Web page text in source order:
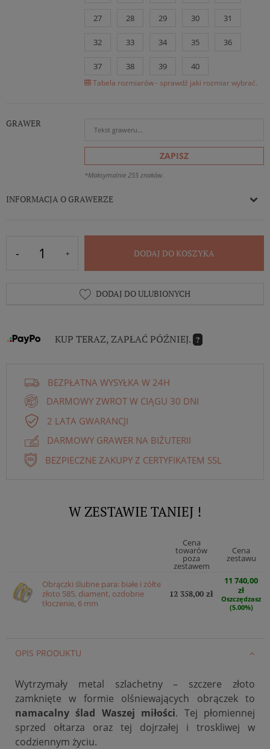
27 28 29 30 31
32 33 34 35 36
37 38 39 40
Tabela rozmiarów - sprawdź jaki rozmiar wybrać.
GRAWER
ZAPISZ
*Maksymalnie 255 znaków.
INFORMACJA O GRAWERZE
DODAJ DO KOSZYKA
DODAJ DO ULUBIONYCH
KUP TERAZ, ZAPŁAĆ PÓŹNIEJ. ?
BEZPŁATNA WYSYŁKA W 24H
DARMOWY ZWROT W CIĄGU 30 DNI
2 LATA GWARANCJI
DARMOWY GRAWER NA BIŻUTERII
BEZPIECZNE ZAKUPY Z CERTYFIKATEM SSL
W ZESTAWIE TANIEJ !
Cena
towarów
poza
zestawem
Cena
zestawu
Obrączki ślubne para: białe i żółte
złoto 585, diament, ozdobne
tłoczenie, 6 mm
12 358,00 zł
11 740,00
zł
Oszczędzasz
(5.00%)
OPIS PRODUKTU
Wytrzymały metal szlachetny – szczere złoto
zamknięte w formie olśniewających obrączek to
namacalny ślad Waszej miłości. Tej płomiennej
sprzed ołtarza oraz tej dojrzałej i troskliwej w
codziennym życiu.